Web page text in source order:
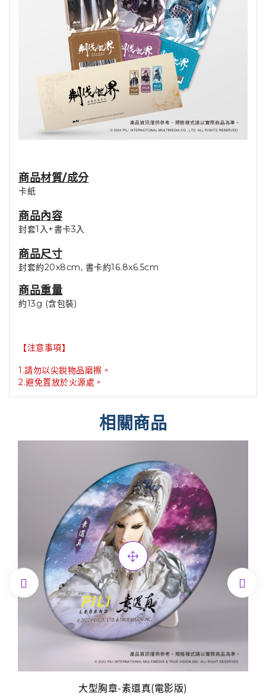
商品材質/成分
卡紙
商品內容
封套1入+書卡3入
商品尺寸
封套約20x8cm, 書卡約16.8x6.5cm
商品重量
約13g (含包裝)
【注意事項】
1.請勿以尖銳物品磨擦。
2.避免置放於火源處。
相關商品
大型胸章-素還真(電影版)
 